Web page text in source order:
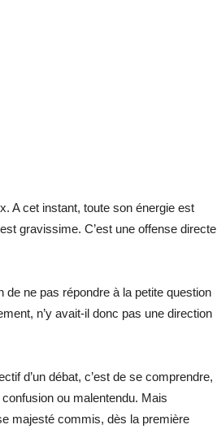
A cet instant, toute son énergie est
gravissime. C’est une offense directe
de ne pas répondre à la petite question
n’y avait-il donc pas une direction
d’un débat, c’est de se comprendre,
ou malentendu. Mais
majesté commis, dès la première